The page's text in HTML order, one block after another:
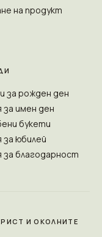
на продукт
за рожден ден
имен ден
букети
юбилей
за благодарност
И ОКОЛНИТЕ